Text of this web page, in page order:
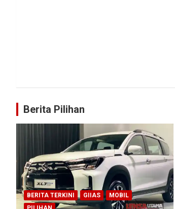
Berita Pilihan
BERITA TERKINI GIIAS
MOBIL